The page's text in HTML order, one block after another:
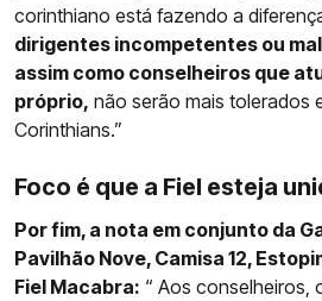
corinthiano está fazendo a
dirigentes incompetentes ou
assim como conselheiros que
próprio, não serão mais tolerados
Corinthians.”
Foco é que a Fiel esteja
Por fim, a nota em conjunto da
Pavilhão Nove, Camisa 12,
Fiel Macabra: “ Aos conselheiros,